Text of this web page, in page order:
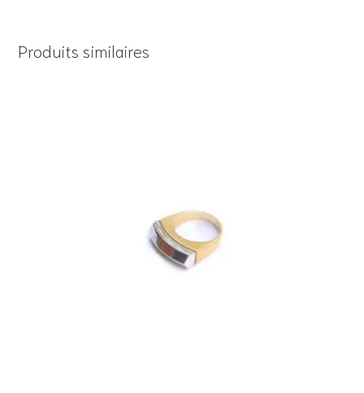
Produits similaires